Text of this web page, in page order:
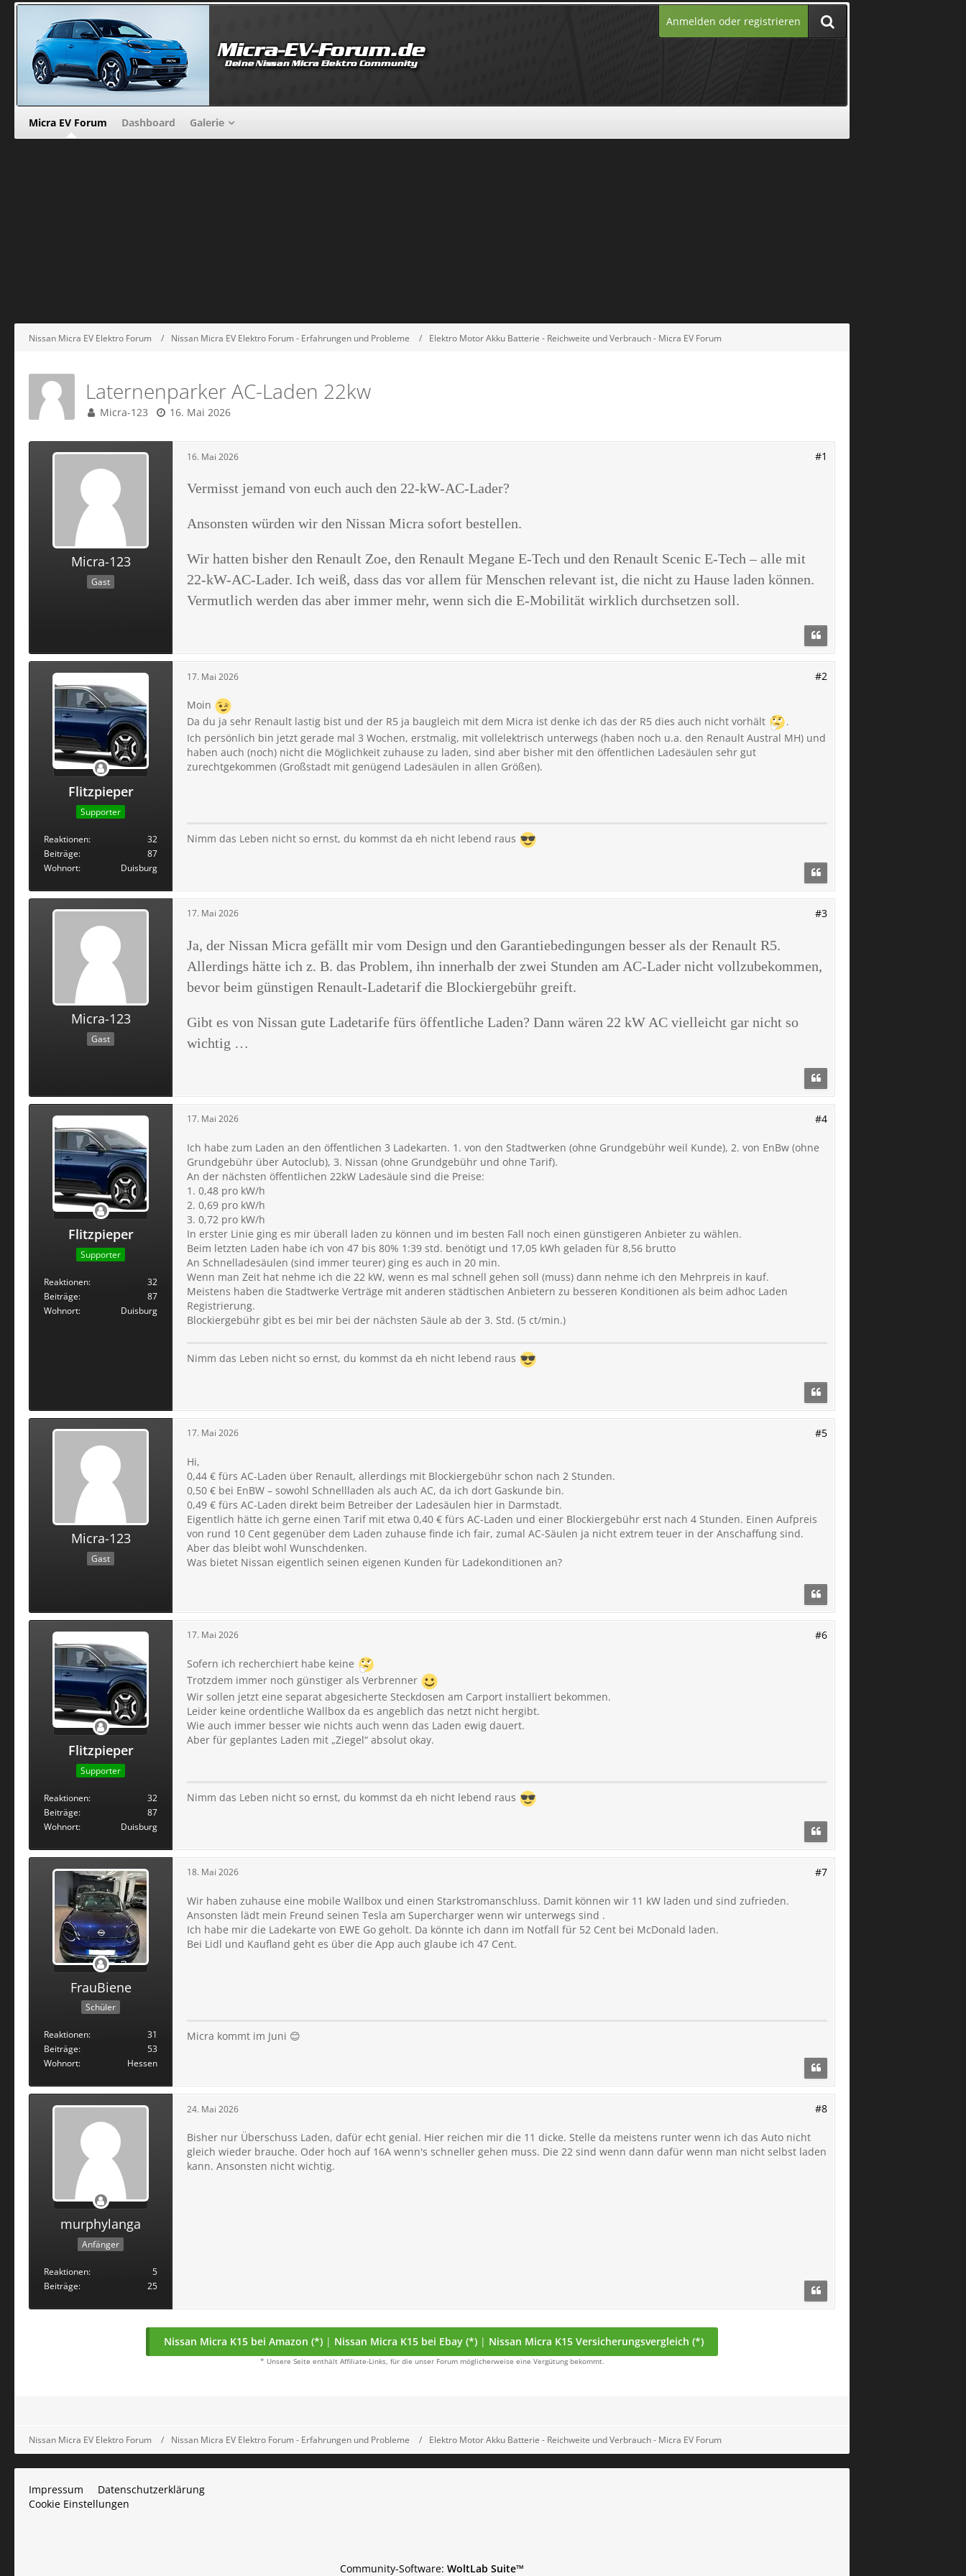
Anmelden oder registrieren
Micra EV Forum Dashboard Galerie
Nissan Micra EV Elektro Forum Nissan Micra EV Elektro Forum - Erfahrungen und Probleme Elektro Motor Akku Batterie - Reichweite und Verbrauch - Micra EV Forum
Laternenparker AC-Laden 22kw
Micra-123 16. Mai 2026
Micra-123
Gast
16. Mai 2026 #1
Vermisst jemand von euch auch den 22-kW-AC-Lader?
Ansonsten würden wir den Nissan Micra sofort bestellen.
Wir hatten bisher den Renault Zoe, den Renault Megane E-Tech und den Renault Scenic E-Tech – alle mit
22-kW-AC-Lader. Ich weiß, dass das vor allem für Menschen relevant ist, die nicht zu Hause laden können.
Vermutlich werden das aber immer mehr, wenn sich die E-Mobilität wirklich durchsetzen soll.
Flitzpieper
Supporter
Reaktionen
32
Beiträge
87
Wohnort
Duisburg
17. Mai 2026 #2
Moin
Da du ja sehr Renault lastig bist und der R5 ja baugleich mit dem Micra ist denke ich das der R5 dies auch nicht vorhält
.
Ich persönlich bin jetzt gerade mal 3 Wochen, erstmalig, mit vollelektrisch unterwegs (haben noch u.a. den Renault Austral MH) und
haben auch (noch) nicht die Möglichkeit zuhause zu laden, sind aber bisher mit den öffentlichen Ladesäulen sehr gut
zurechtgekommen (Großstadt mit genügend Ladesäulen in allen Größen).
Nimm das Leben nicht so ernst, du kommst da eh nicht lebend raus
Micra-123
Gast
17. Mai 2026 #3
Ja, der Nissan Micra gefällt mir vom Design und den Garantiebedingungen besser als der Renault R5.
Allerdings hätte ich z. B. das Problem, ihn innerhalb der zwei Stunden am AC-Lader nicht vollzubekommen,
bevor beim günstigen Renault-Ladetarif die Blockiergebühr greift.
Gibt es von Nissan gute Ladetarife fürs öffentliche Laden? Dann wären 22 kW AC vielleicht gar nicht so
wichtig …
Flitzpieper
Supporter
Reaktionen
32
Beiträge
87
Wohnort
Duisburg
17. Mai 2026 #4
Ich habe zum Laden an den öffentlichen 3 Ladekarten. 1. von den Stadtwerken (ohne Grundgebühr weil Kunde), 2. von EnBw (ohne
Grundgebühr über Autoclub), 3. Nissan (ohne Grundgebühr und ohne Tarif).
An der nächsten öffentlichen 22kW Ladesäule sind die Preise:
1. 0,48 pro kW/h
2. 0,69 pro kW/h
3. 0,72 pro kW/h
In erster Linie ging es mir überall laden zu können und im besten Fall noch einen günstigeren Anbieter zu wählen.
Beim letzten Laden habe ich von 47 bis 80% 1:39 std. benötigt und 17,05 kWh geladen für 8,56 brutto
An Schnelladesäulen (sind immer teurer) ging es auch in 20 min.
Wenn man Zeit hat nehme ich die 22 kW, wenn es mal schnell gehen soll (muss) dann nehme ich den Mehrpreis in kauf.
Meistens haben die Stadtwerke Verträge mit anderen städtischen Anbietern zu besseren Konditionen als beim adhoc Laden
Registrierung.
Blockiergebühr gibt es bei mir bei der nächsten Säule ab der 3. Std. (5 ct/min.)
Nimm das Leben nicht so ernst, du kommst da eh nicht lebend raus
Micra-123
Gast
17. Mai 2026 #5
Hi,
0,44 € fürs AC-Laden über Renault, allerdings mit Blockiergebühr schon nach 2 Stunden.
0,50 € bei EnBW – sowohl Schnellladen als auch AC, da ich dort Gaskunde bin.
0,49 € fürs AC-Laden direkt beim Betreiber der Ladesäulen hier in Darmstadt.
Eigentlich hätte ich gerne einen Tarif mit etwa 0,40 € fürs AC-Laden und einer Blockiergebühr erst nach 4 Stunden. Einen Aufpreis
von rund 10 Cent gegenüber dem Laden zuhause finde ich fair, zumal AC-Säulen ja nicht extrem teuer in der Anschaffung sind.
Aber das bleibt wohl Wunschdenken.
Was bietet Nissan eigentlich seinen eigenen Kunden für Ladekonditionen an?
Flitzpieper
Supporter
Reaktionen
32
Beiträge
87
Wohnort
Duisburg
17. Mai 2026 #6
Sofern ich recherchiert habe keine
Trotzdem immer noch günstiger als Verbrenner
Wir sollen jetzt eine separat abgesicherte Steckdosen am Carport installiert bekommen.
Leider keine ordentliche Wallbox da es angeblich das netzt nicht hergibt.
Wie auch immer besser wie nichts auch wenn das Laden ewig dauert.
Aber für geplantes Laden mit „Ziegel“ absolut okay.
Nimm das Leben nicht so ernst, du kommst da eh nicht lebend raus
FrauBiene
Schüler
Reaktionen
31
Beiträge
53
Wohnort
Hessen
18. Mai 2026 #7
Wir haben zuhause eine mobile Wallbox und einen Starkstromanschluss. Damit können wir 11 kW laden und sind zufrieden.
Ansonsten lädt mein Freund seinen Tesla am Supercharger wenn wir unterwegs sind .
Ich habe mir die Ladekarte von EWE Go geholt. Da könnte ich dann im Notfall für 52 Cent bei McDonald laden.
Bei Lidl und Kaufland geht es über die App auch glaube ich 47 Cent.
Micra kommt im Juni 😊
murphylanga
Anfänger
Reaktionen
5
Beiträge
25
24. Mai 2026 #8
Bisher nur Überschuss Laden, dafür echt genial. Hier reichen mir die 11 dicke. Stelle da meistens runter wenn ich das Auto nicht
gleich wieder brauche. Oder hoch auf 16A wenn's schneller gehen muss. Die 22 sind wenn dann dafür wenn man nicht selbst laden
kann. Ansonsten nicht wichtig.
Nissan Micra K15 bei Amazon (*) | Nissan Micra K15 bei Ebay (*) | Nissan Micra K15 Versicherungsvergleich (*)
* Unsere Seite enthält Affiliate-Links, für die unser Forum möglicherweise eine Vergütung bekommt.
Nissan Micra EV Elektro Forum Nissan Micra EV Elektro Forum - Erfahrungen und Probleme Elektro Motor Akku Batterie - Reichweite und Verbrauch - Micra EV Forum
Impressum
Datenschutzerklärung
Cookie Einstellungen
Community-Software: WoltLab Suite™